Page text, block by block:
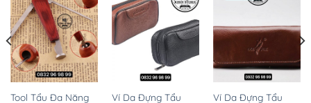
Tool Tẩu Đa Năng
Ví Da Đựng Tẩu
Ví Da Đựng Tẩu